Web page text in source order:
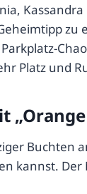
Platz und
Buchten
kannst.